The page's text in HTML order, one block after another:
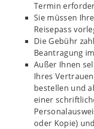
Termin
Sie müssen
Reisepass
Die Gebühr
Beantragung
Außer Ihnen
Ihres
bestellen und
einer
oder Kopie)